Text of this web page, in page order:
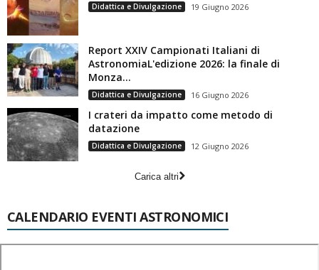
Didattica e Divulgazione 19 Giugno 2026
Report XXIV Campionati Italiani di
AstronomiaL'edizione 2026: la finale di
Monza...
Didattica e Divulgazione 16 Giugno 2026
I crateri da impatto come metodo di
datazione
Didattica e Divulgazione 12 Giugno 2026
Carica altri
CALENDARIO EVENTI ASTRONOMICI